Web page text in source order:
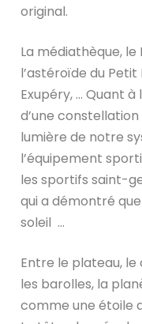
original.
La médiathèque, le
l’astéroïde du
Exupéry, … Quant à
d’une
lumière de notre
l’équipement
les sportifs saint-
qui a démontré
soleil …
Entre le plateau,
les barolles, la
comme une étoile